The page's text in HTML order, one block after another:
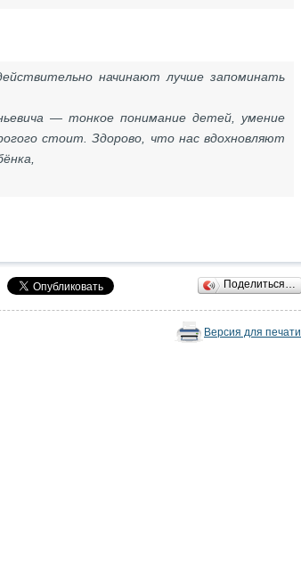
начинают лучше запоминать
— тонкое понимание детей, умение
стоит. Здорово, что нас вдохновляют
Поделиться…
Версия для печати